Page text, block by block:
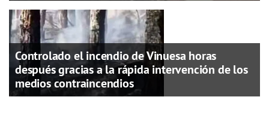
Controlado el incendio de Vinuesa horas
después gracias a la rápida intervención de los
medios contraincendios